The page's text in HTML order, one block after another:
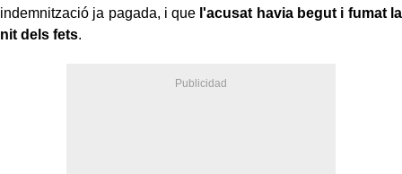
indemnització ja pagada, i que l'acusat havia begut i fumat la
nit dels fets.